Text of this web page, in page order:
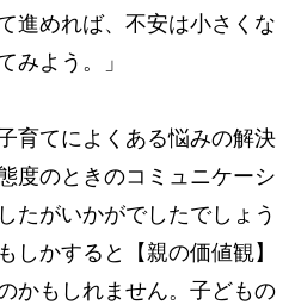
進めれば、不安は小さくな
みよう。」
育てによくある悩みの解決
度のときのコミュニケーシ
たがいかがでしたでしょう
しかすると【親の価値観】
かもしれません。子どもの